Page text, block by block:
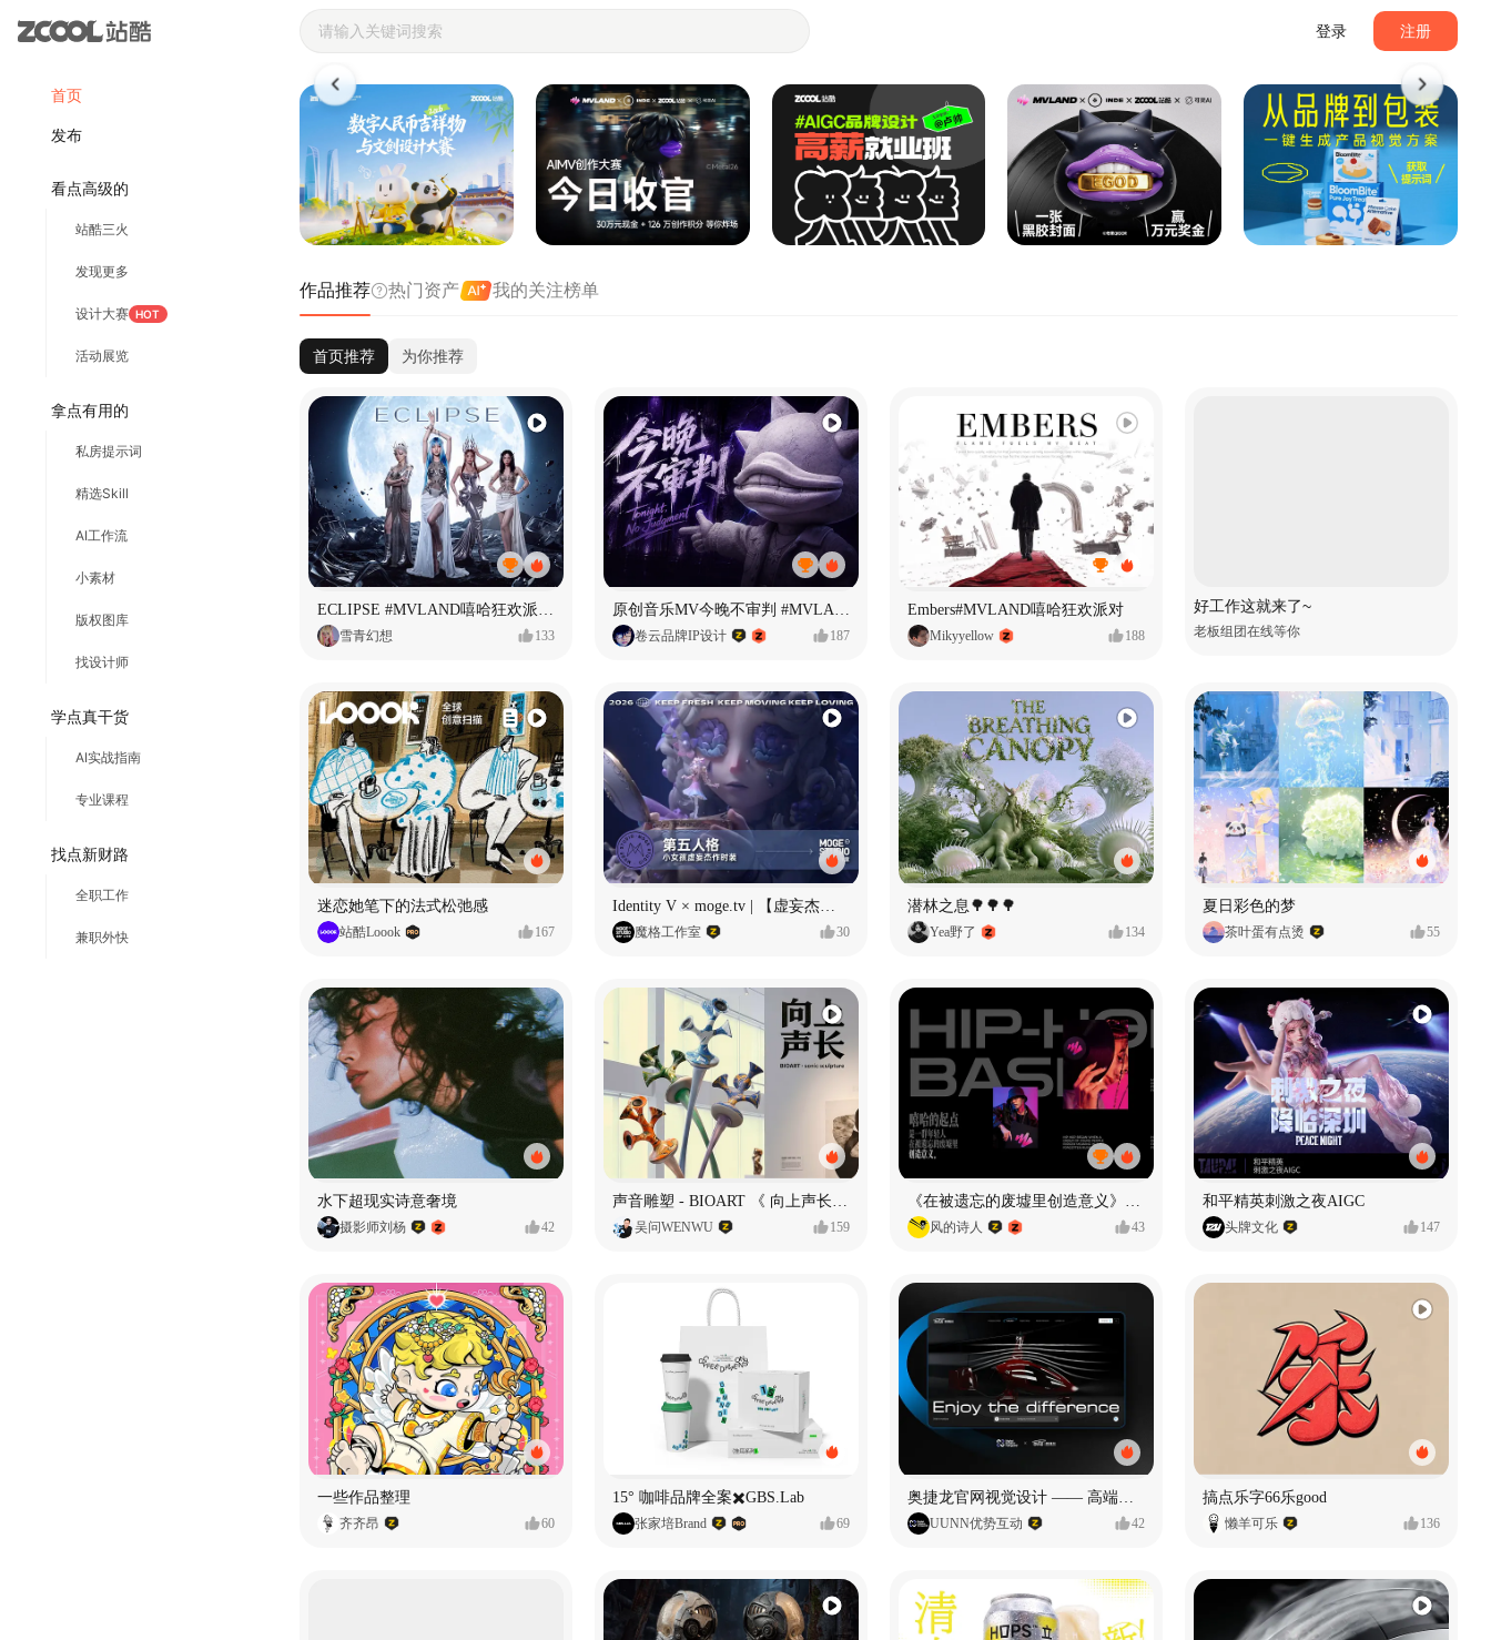
首页
发布
看点高级的
站酷三火
发现更多
设计大赛 HOT
活动展览
拿点有用的
私房提示词
精选Skill
AI工作流
小素材
版权图库
找设计师
学点真干货
AI实战指南
专业课程
找点新财路
全职工作
兼职外快
登录 注册
站酷ZCOOL - 设计师们都在站酷
作品推荐 热门资产 我的关注榜单
首页推荐 为你推荐
ECLIPSE #MVLAND嘻哈狂欢派对 女团MV
雪青幻想 133
原创音乐MV今晚不审判 #MVLAND嘻哈狂欢派对
卷云品牌IP设计 187
Embers#MVLAND嘻哈狂欢派对
Mikyyellow 188
好工作这就来了~
老板组团在线等你
迷恋她笔下的法式松弛感
站酷Loook 167 魔格工作室 30
潜林之息🌳🌳🌳
Yea野了 134
夏日彩色的梦
茶叶蛋有点烫 55
水下超现实诗意奢境
摄影师刘杨 42
声音雕塑 - BIOART 《 向上声长 》
吴问WENWU 159
《在被遗忘的废墟里创造意义》#MVLAND嘻哈狂欢派对
风的诗人 43
和平精英刺激之夜AIGC
头牌文化 147
一些作品整理
齐齐昂 60
15° 咖啡品牌全案✖️GBS.Lab
张家培Brand 69 UUNN优势互动 42
搞点乐字66乐good
懒羊可乐 136